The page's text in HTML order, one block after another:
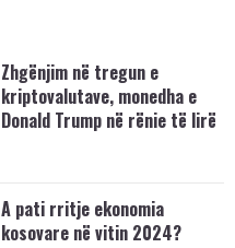
Zhgënjim në tregun e
kriptovalutave, monedha e
Donald Trump në rënie të lirë
A pati rritje ekonomia
kosovare në vitin 2024?